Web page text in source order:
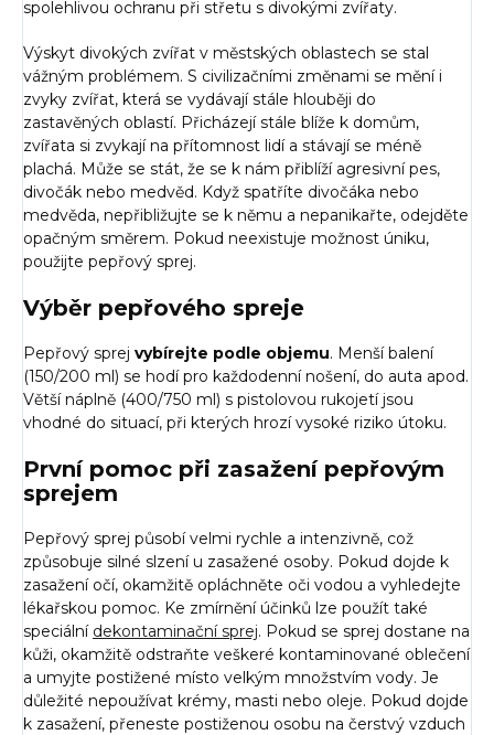
spolehlivou ochranu při střetu s divokými zvířaty.
Výskyt divokých zvířat v městských oblastech se stal
vážným problémem. S civilizačními změnami se mění i
zvyky zvířat, která se vydávají stále hlouběji do
zastavěných oblastí. Přicházejí stále blíže k domům,
zvířata si zvykají na přítomnost lidí a stávají se méně
plachá. Může se stát, že se k nám přiblíží agresivní pes,
divočák nebo medvěd. Když spatříte divočáka nebo
medvěda, nepřibližujte se k němu a nepanikařte, odejděte
opačným směrem. Pokud neexistuje možnost úniku,
použijte pepřový sprej.
Výběr pepřového spreje
Pepřový sprej vybírejte podle objemu. Menší balení
(150/200 ml) se hodí pro každodenní nošení, do auta apod.
Větší náplně (400/750 ml) s pistolovou rukojetí jsou
vhodné do situací, při kterých hrozí vysoké riziko útoku.
První pomoc při zasažení pepřovým
sprejem
Pepřový sprej působí velmi rychle a intenzivně, což
způsobuje silné slzení u zasažené osoby. Pokud dojde k
zasažení očí, okamžitě opláchněte oči vodou a vyhledejte
lékařskou pomoc. Ke zmírnění účinků lze použít také
speciální dekontaminační sprej. Pokud se sprej dostane na
kůži, okamžitě odstraňte veškeré kontaminované oblečení
a umyjte postižené místo velkým množstvím vody. Je
důležité nepoužívat krémy, masti nebo oleje. Pokud dojde
k zasažení, přeneste postiženou osobu na čerstvý vzduch